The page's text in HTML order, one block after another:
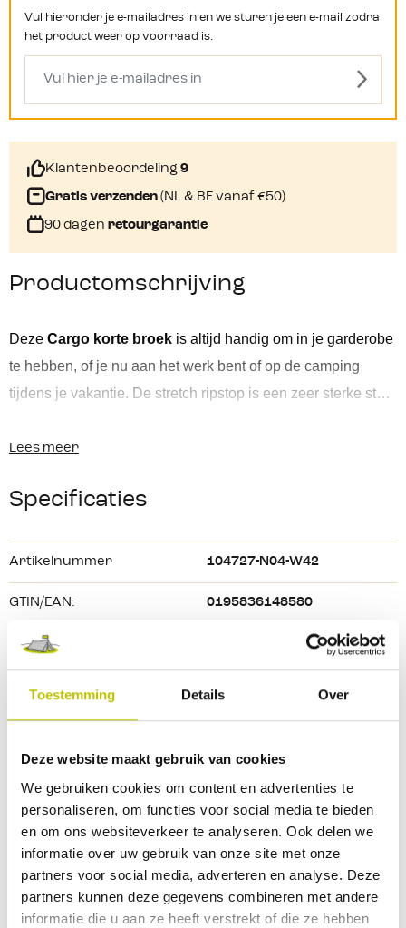
Toestemming Details Over
Deze website maakt gebruik van cookies
We gebruiken cookies om content en advertenties te
personaliseren, om functies voor social media te bieden
en om ons websiteverkeer te analyseren. Ook delen we
informatie over uw gebruik van onze site met onze
partners voor social media, adverteren en analyse. Deze
partners kunnen deze gegevens combineren met andere
informatie die u aan ze heeft verstrekt of die ze hebben
Vul hieronder je e-mailadres in en we sturen je een e-mail zodra
het product weer op voorraad is.
Klantenbeoordeling 9
Gratis verzenden (NL & BE vanaf €50)
90 dagen retourgarantie
Productomschrijving
Deze Cargo korte broek is altijd handig om in je garderobe
te hebben, of je nu aan het werk bent of op de camping
tijdens je vakantie. De stretch ripstop is een zeer sterke stof
veel zakken en vakjes wat handig is voor je werk.
ruime cargozakken met klep en twee verstevigde
achterzakken. Ook heeft hij
een paar kleine zakken voor
geld, sleutels of andere kleine benodigdheden.
Productkenmerken:
Materiaal: 59% katoen, 39% polyester en 2%
Rugged
Twee ruime cargozakken met klep
Meerdere gereedschapszakken
Muntvakje
Carhartt logo aan de achterzijde
Lees meer
Specificaties
Artikelnummer 104727-N04-W42
GTIN/EAN: 0195836148580
Geslacht
Kleurtint Zwart
Maat 42
Merk Carhartt
Reviews